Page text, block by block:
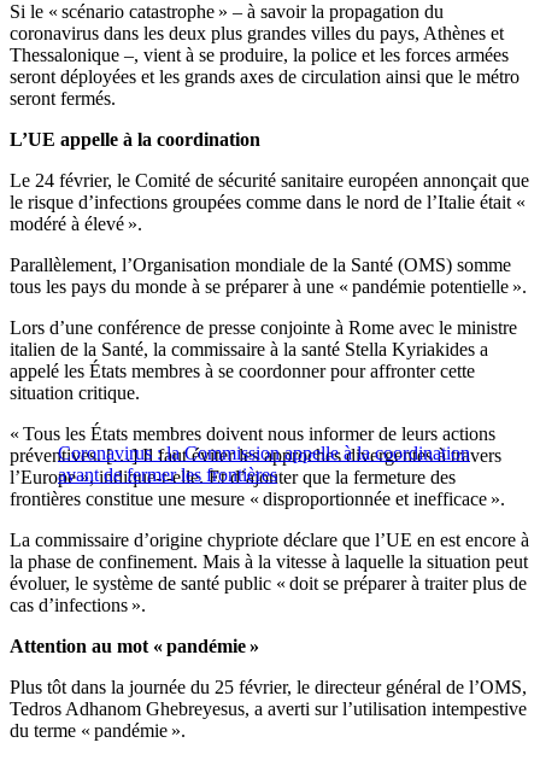
Si le « scénario catastrophe » – à savoir la propagation du
coronavirus dans les deux plus grandes villes du pays, Athènes et
Thessalonique –, vient à se produire, la police et les forces armées
seront déployées et les grands axes de circulation ainsi que le métro
seront fermés.
L’UE appelle à la coordination
Le 24 février, le Comité de sécurité sanitaire européen annonçait que
le risque d’infections groupées comme dans le nord de l’Italie était «
modéré à élevé ».
Parallèlement, l’Organisation mondiale de la Santé (OMS) somme
tous les pays du monde à se préparer à une « pandémie potentielle ».
Lors d’une conférence de presse conjointe à Rome avec le ministre
italien de la Santé, la commissaire à la santé Stella Kyriakides a
appelé les États membres à se coordonner pour affronter cette
situation critique.
Coronavirus : la Commission appelle à la coordination
avant de fermer les frontières
« Tous les États membres doivent nous informer de leurs actions
préventives. […] Il faut éviter les approches divergentes à travers
l’Europe », indique-t-elle. Et d’ajouter que la fermeture des
frontières constitue une mesure « disproportionnée et inefficace ».
La commissaire d’origine chypriote déclare que l’UE en est encore à
la phase de confinement. Mais à la vitesse à laquelle la situation peut
évoluer, le système de santé public « doit se préparer à traiter plus de
cas d’infections ».
Attention au mot « pandémie »
Plus tôt dans la journée du 25 février, le directeur général de l’OMS,
Tedros Adhanom Ghebreyesus, a averti sur l’utilisation intempestive
du terme « pandémie ».